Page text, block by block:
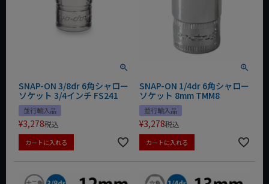
SNAP-ON 3/8dr 6角シャロー
ソケット 3/4インチ FS241
並行輸入品
¥3,278税込
カートに入れる
SNAP-ON 1/4dr 6角シャロー
ソケット 8mm TMM8
並行輸入品
¥3,278税込
カートに入れる